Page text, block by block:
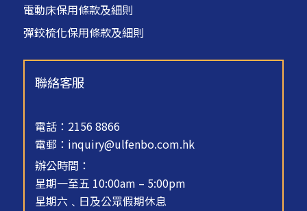
電動床保用條款及細則
彈鉸梳化保用條款及細則
聯絡客服
電話：2156 8866
電郵： inquiry@ulfenbo.com.hk
辦公時間：
星期一至五 10:00am – 5:00pm
星期六﹑日及公眾假期休息